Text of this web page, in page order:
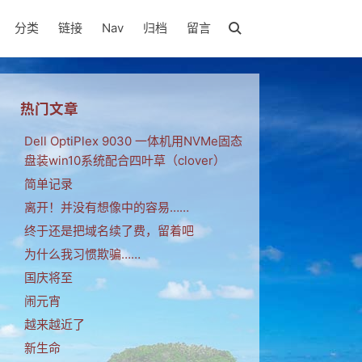
分类 链接 Nav 归档 留言
热门文章
Dell OptiPlex 9030 一体机用NVMe固态
盘装win10系统配合四叶草（clover）
简单记录
离开！并没有想像中的容易……
终于还是把域名续了费，留着吧
为什么我习惯欺骗……
国庆将至
闹元宵
越来越近了
新生命